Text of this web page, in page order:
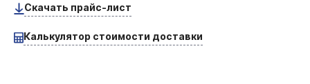
Скачать прайс-лист
Калькулятор стоимости доставки